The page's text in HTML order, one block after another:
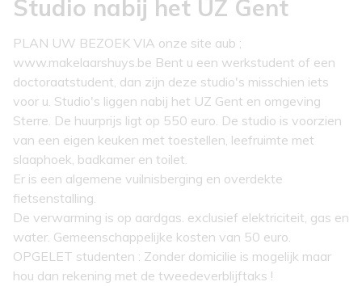
Studio nabij het UZ Gent
PLAN UW BEZOEK VIA onze site aub ;
www.makelaarshuys.be Bent u een werkstudent of een
doctoraatstudent, dan zijn deze studio's misschien iets
voor u. Studio's liggen nabij het UZ Gent en omgeving
Sterre. De huurprijs ligt op 550 euro. De studio is voorzien
van een eigen keuken met toestellen, leefruimte met
slaaphoek, badkamer en toilet.
Er is een algemene vuilnisberging en overdekte
fietsenstalling.
De verwarming is op aardgas. exclusief elektriciteit, gas en
water. Gemeenschappelijke kosten van 50 euro.
OPGELET studenten : Zonder domicilie is mogelijk maar
hou dan rekening met de tweedeverblijftaks !